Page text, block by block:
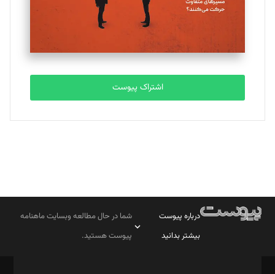
اشتراک پیوست
درباره پیوست
بیشتر بدانید
شما در حال مطالعه وبسایت ماهنامه
پیوست هستید.